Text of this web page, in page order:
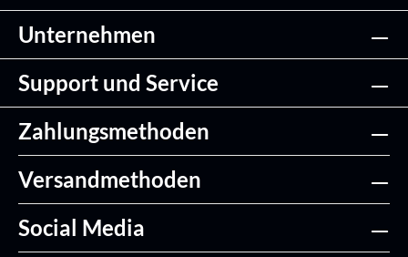
Unternehmen
Support und Service
Zahlungsmethoden
Versandmethoden
Social Media